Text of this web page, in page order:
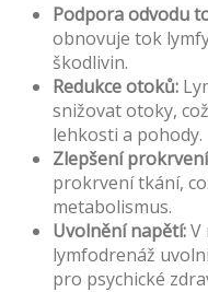
Podpora odvodu
obnovuje tok
škodlivin.
Redukce otoků:
snižovat otoky,
lehkosti a pohody.
Zlepšení
prokrvení tkání,
metabolismus.
Uvolnění napětí:V
lymfodrenáž
pro psychické